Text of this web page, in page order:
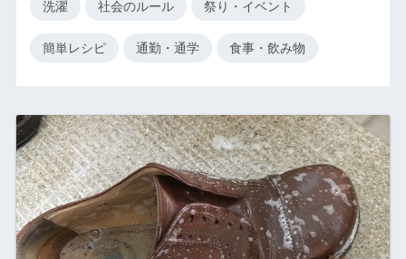
洗濯 社会のルール 祭り・イベント
簡単レシピ 通勤・通学 食事・飲み物